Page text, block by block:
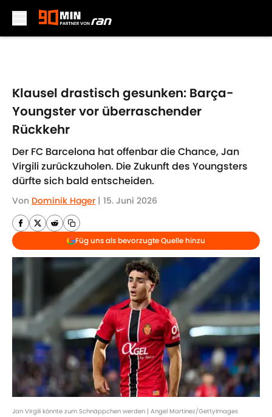
Klausel drastisch gesunken: Barça-
Youngster vor überraschender
Rückkehr
Der FC Barcelona hat offenbar die Chance, Jan
Virgili zurückzuholen. Die Zukunft des Youngsters
dürfte sich bald entscheiden.
Von Dominik Hager | 15. Juni 2026
Füg uns als bevorzugte Quelle hinzu
Jan Virgili könnte zum Schnäppchen werden | Angel Martinez/GettyImages